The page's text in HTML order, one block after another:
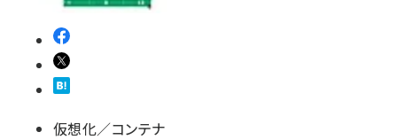
仮想化／コンテナ